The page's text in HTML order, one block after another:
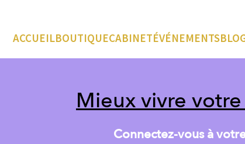
ACCUEILBOUTIQUECABINETÉVÉNEMENTS
Mieux vivre
Connectez-vous à